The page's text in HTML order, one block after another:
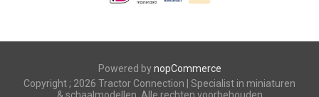
Powered bynopCommerce
Copyright ; 2026 Tractor Connection | Specialist in miniaturen
& schaalmodellen. Alle rechten voorbehouden